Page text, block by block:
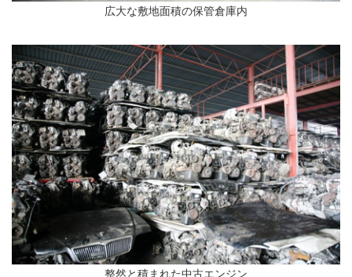
広大な敷地面積の保管倉庫内
整然と積まれた中古エンジン